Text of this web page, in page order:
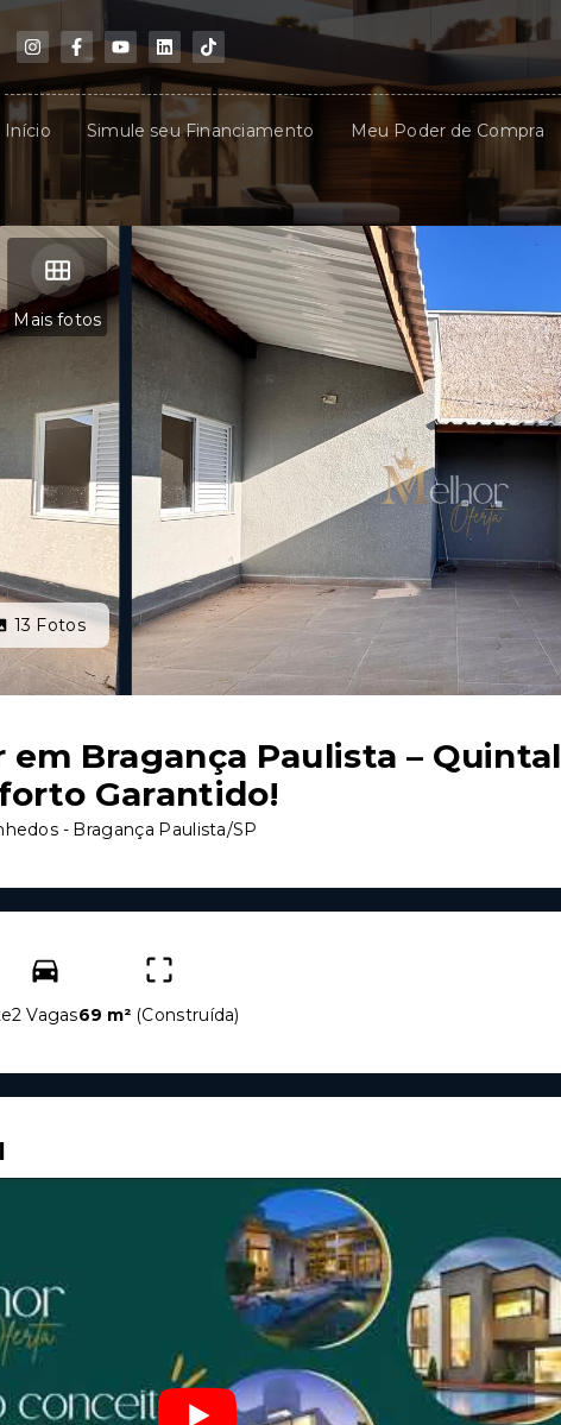
Início Simule seu Financiamento Meu Poder de Compra
Mais fotos
13 Fotos
em Bragança Paulista – Quintal
Garantido!
- Bragança Paulista/SP
2 Vagas69 m² (Construída)